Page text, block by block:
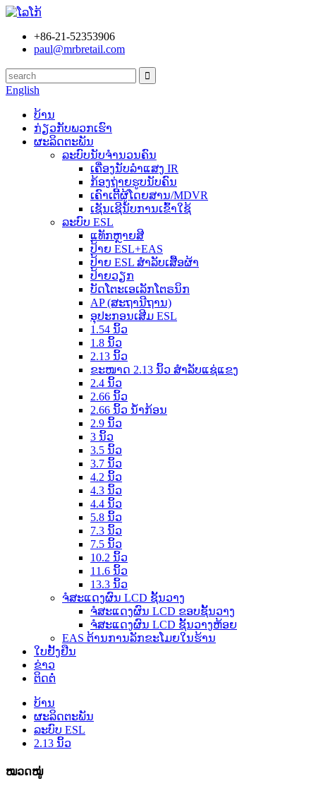
+86-21-52353906
paul@mrbretail.com
English
ບ້ານ
ກ່ຽວກັບພວກເຮົາ
ຜະລິດຕະພັນ
ລະບົບນັບຈຳນວນຄົນ
ເຄື່ອງນັບລຳແສງ IR
ກ້ອງຖ່າຍຮູບນັບຄົນ
ເຄົາເຕີ້ຜູ້ໂດຍສານ/MDVR
ເຊັນເຊີນັບການເຂົ້າໃຊ້
ລະບົບ ESL
ແທັກຫຼາຍສີ
ປ້າຍ ESL+EAS
ປ້າຍ ESL ສຳລັບເສື້ອຜ້າ
ປ້າຍວຽກ
ບັດໂຕະເອເລັກໂຕຣນິກ
AP (ສະຖານີຖານ)
ອຸປະກອນເສີມ ESL
1.54 ນິ້ວ
1.8 ນິ້ວ
2.13 ນິ້ວ
ຂະໜາດ 2.13 ນິ້ວ ສຳລັບແຊ່ແຂງ
2.4 ນິ້ວ
2.66 ນິ້ວ
2.66 ນິ້ວ ນ້ຳກ້ອນ
2.9 ນິ້ວ
3 ນິ້ວ
3.5 ນິ້ວ
3.7 ນິ້ວ
4.2 ນິ້ວ
4.3 ນິ້ວ
4.4 ນິ້ວ
5.8 ນິ້ວ
7.3 ນິ້ວ
7.5 ນິ້ວ
10.2 ນິ້ວ
11.6 ນິ້ວ
13.3 ນິ້ວ
ຈໍສະແດງຜົນ LCD ຊັ້ນວາງ
ຈໍສະແດງຜົນ LCD ຂອບຊັ້ນວາງ
ຈໍສະແດງຜົນ LCD ຊັ້ນວາງຫ້ອຍ
EAS ຕ້ານການລັກຂະໂມຍໃນຮ້ານ
ໃບຢັ້ງຢືນ
ຂ່າວ
ຕິດຕໍ່
ບ້ານ
ຜະລິດຕະພັນ
ລະບົບ ESL
2.13 ນິ້ວ
ໝວດໝູ່